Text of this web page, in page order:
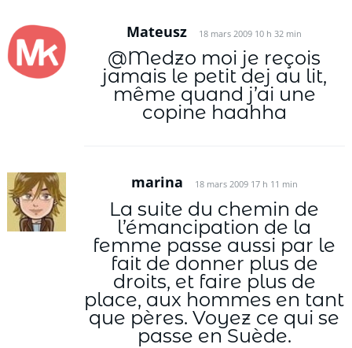
Mateusz 18 mars 2009 10 h 32 min
@Medzo moi je reçois
jamais le petit dej au lit,
même quand j’ai une
copine haahha
marina 18 mars 2009 17 h 11 min
La suite du chemin de
l’émancipation de la
femme passe aussi par le
fait de donner plus de
droits, et faire plus de
place, aux hommes en tant
que pères. Voyez ce qui se
passe en Suède.